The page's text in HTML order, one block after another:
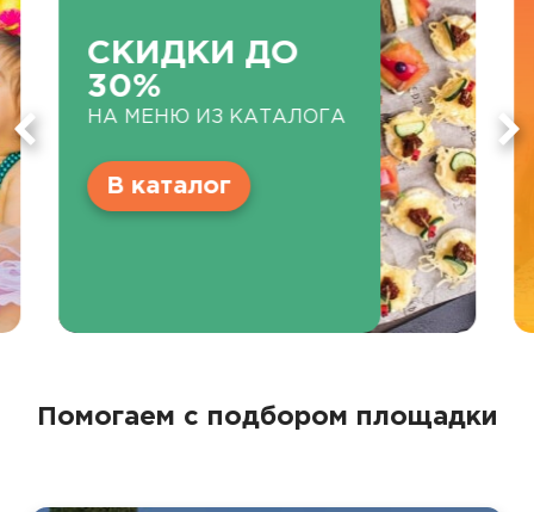
СКИДКИ ДО
30%
НА МЕНЮ ИЗ КАТАЛОГА
В каталог
Помогаем с подбором площадки